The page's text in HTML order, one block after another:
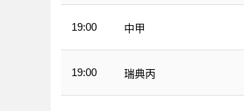
19:00 中甲
19:00 瑞典丙